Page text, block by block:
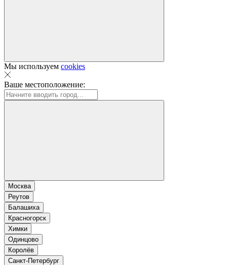
Мы используем cookies
Ваше местоположение:
Москва
Реутов
Балашиха
Красногорск
Химки
Одинцово
Королёв
Санкт-Петербург